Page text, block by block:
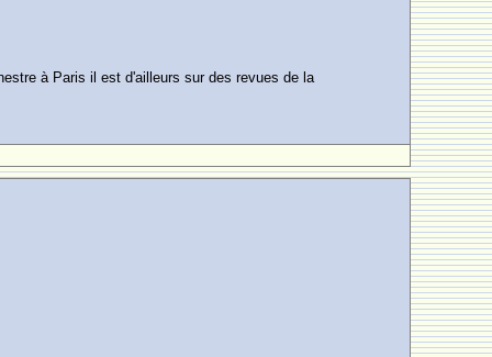
à Paris il est d'ailleurs sur des revues de la